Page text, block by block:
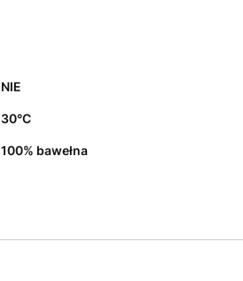
NIE
30°C
100% bawełna